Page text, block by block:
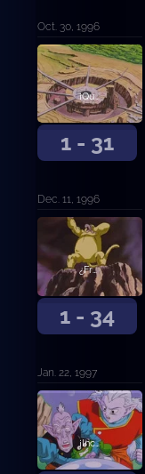
Oct. 30, 1996
1 - 31
¡Qué sorpresa! Sugoroku, el gran hundimiento del espacio
Dec. 11, 1996
1 - 34
¿Fracasa la transformación? Goku, el Súper Saiyan, está descontrolado
Jan. 22, 1997
¡Increíble! El k.o. doble de Goku y Vegeta